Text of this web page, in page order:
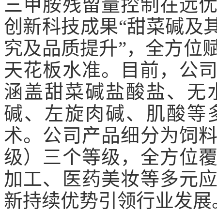
三甲胺残留量控制在远
创新科技成果“甜菜碱及
究及品质提升”，全方位
天花板水准。目前，公
涵盖甜菜碱盐酸盐、无
碱、左旋肉碱、肌酸等
术。公司产品细分为饲
级）三个等级，全方位
加工、医药美妆等多元
新持续优势引领行业发展